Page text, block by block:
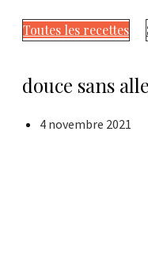
Toutes les recettes
douce sans
4 novembre 2021